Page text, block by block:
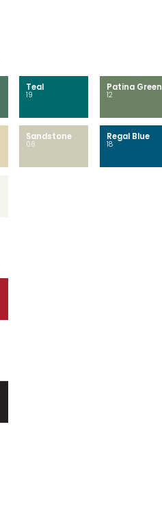
Teal
19
Patina Green
12
Sandstone
06
Regal Blue
18